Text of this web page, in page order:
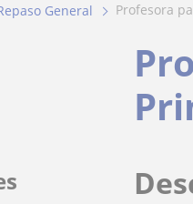
General profesora